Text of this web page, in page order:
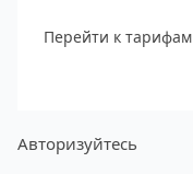
Перейти к тарифам
Авторизуйтесь